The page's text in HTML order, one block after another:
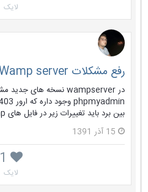
لایک
لایک
رفع مشکلات Wamp server
بین برد باید تغییرات زیر در فایل های wamp اعمال بشوند برای...
15 آذر 1391